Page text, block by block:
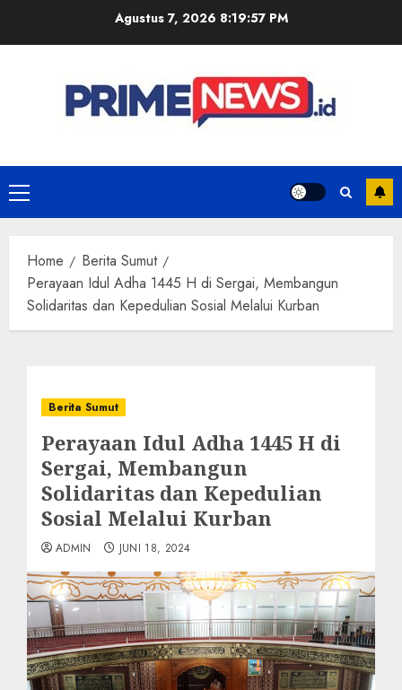
Agustus 7, 2026 8:19:57 PM
Primary
Menu
Home
Berita Sumut
Perayaan Idul Adha 1445 H di Sergai, Membangun
Solidaritas dan Kepedulian Sosial Melalui Kurban
Berita Sumut
Perayaan Idul Adha 1445 H di
Sergai, Membangun
Solidaritas dan Kepedulian
Sosial Melalui Kurban
ADMIN JUNI 18, 2024